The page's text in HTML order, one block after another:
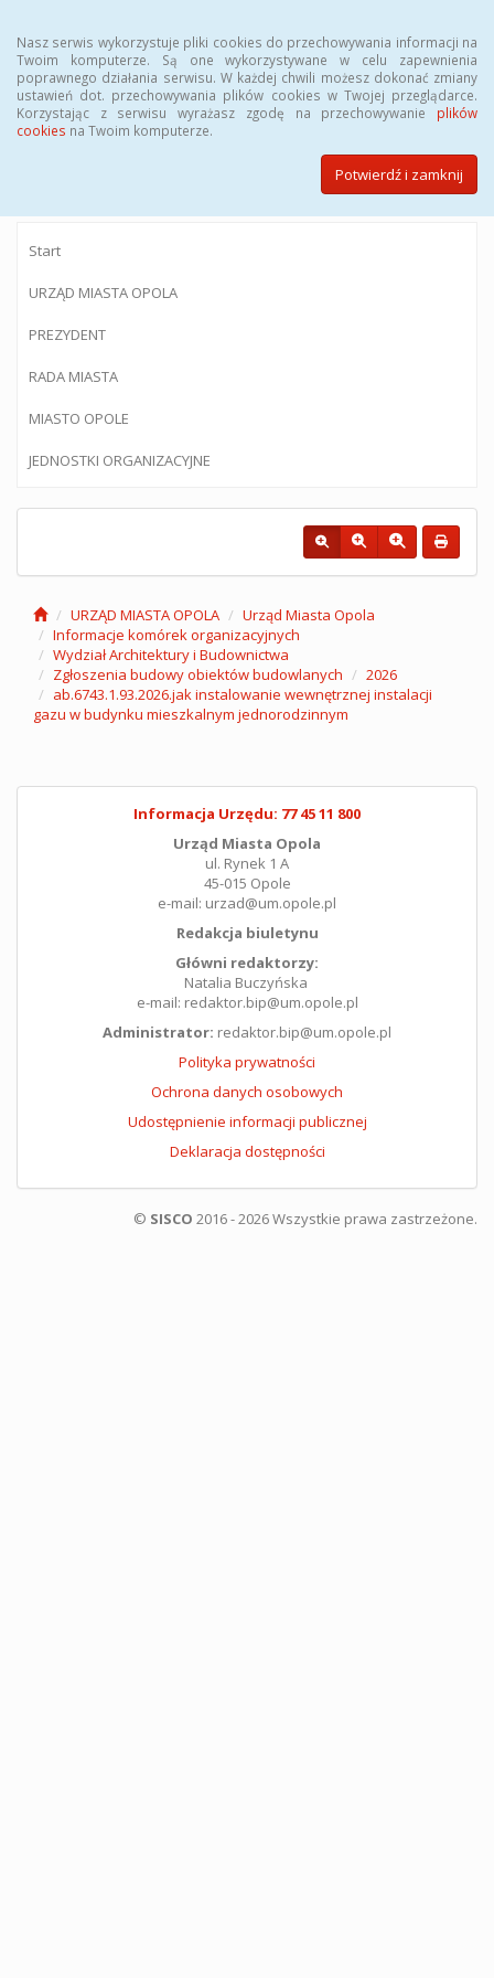
Nasz serwis wykorzystuje pliki cookies do przechowywania informacji na
Twoim komputerze. Są one wykorzystywane w celu zapewnienia
poprawnego działania serwisu. W każdej chwili możesz dokonać zmiany
ustawień dot. przechowywania plików cookies w Twojej przeglądarce.
Korzystając z serwisu wyrażasz zgodę na przechowywanie plików
cookies na Twoim komputerze.
Potwierdź i zamknij
BIULETYN INFORMACJI PUBLICZNEJ
Urzędu Miasta Opola
Start
URZĄD MIASTA OPOLA
PREZYDENT
RADA MIASTA
MIASTO OPOLE
JEDNOSTKI ORGANIZACYJNE
URZĄD MIASTA OPOLA
Urząd Miasta Opola
Informacje komórek organizacyjnych
Wydział Architektury i Budownictwa
Zgłoszenia budowy obiektów budowlanych
2026
ab.6743.1.93.2026.jak instalowanie wewnętrznej instalacji
gazu w budynku mieszkalnym jednorodzinnym
Informacja Urzędu: 77 45 11 800
Urząd Miasta Opola
ul. Rynek 1 A
45-015 Opole
e-mail: urzad@um.opole.pl
Redakcja biuletynu
Główni redaktorzy:
Natalia Buczyńska
e-mail: redaktor.bip@um.opole.pl
Administrator: redaktor.bip@um.opole.pl
Polityka prywatności
Ochrona danych osobowych
Udostępnienie informacji publicznej
Deklaracja dostępności
© SISCO 2016 - 2026 Wszystkie prawa zastrzeżone.